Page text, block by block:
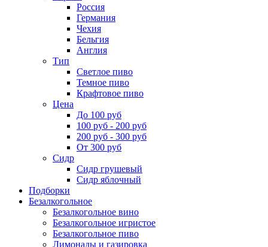
Россия
Германия
Чехия
Бельгия
Англия
Тип
Светлое пиво
Темное пиво
Крафтовое пиво
Цена
До 100 руб
100 руб - 200 руб
200 руб - 300 руб
От 300 руб
Сидр
Сидр грушевый
Сидр яблочный
Подборки
Безалкогольное
Безалкогольное вино
Безалкогольное игристое
Безалкогольное пиво
Лимонады и газировка